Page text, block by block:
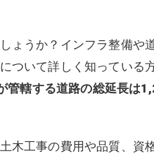
ょうか？インフラ整備
いて詳しく知っている
轄する道路の総延長は
木工事の費用や品質、